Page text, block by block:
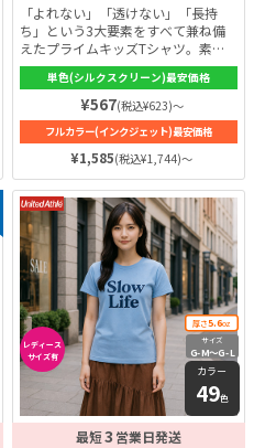
「よれない」「透けない」「長持
ち」という3大要素をすべて兼ね備
えたプライムキッズTシャツ。素材
は綿100%（一部カラーを除く）。
綿は吸水性に優れており、綿特有の
柔らかさで包み込むので、肌に直接
当たっても安心！生地は5.6ozと十
分な厚みがあり、繰り返し洗濯をし
ても伸びにくく簡単には型崩れしま
せん。お子さまが毎日着たくなる1
枚として活用いただけるはずです！
単色(シルクスクリーン)最安価格
¥567(税込¥623)～
フルカラー(インクジェット)最安価格
¥1,585(税込¥1,744)～
レディース
サイズ有
厚さ5.6oz
サイズ
G-M〜G-L
カラー
49色
最短3 営業日発送